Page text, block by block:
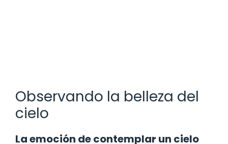
Observando la belleza del
cielo
La emoción de contemplar un cielo